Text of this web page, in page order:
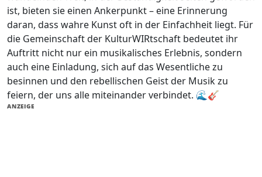
ist, bieten sie einen Ankerpunkt – eine Erinnerung
daran, dass wahre Kunst oft in der Einfachheit liegt. Für
die Gemeinschaft der KulturWIRtschaft bedeutet ihr
Auftritt nicht nur ein musikalisches Erlebnis, sondern
auch eine Einladung, sich auf das Wesentliche zu
besinnen und den rebellischen Geist der Musik zu
feiern, der uns alle miteinander verbindet. 🌊🎸
ANZEIGE